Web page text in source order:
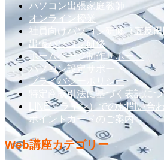
パソコン出張家庭教師
オンライン授業
社員向けパソコン研修（五反
出張パソコン研修
ホームページ制作サポート
パソコン設定サポート
プライバシーポリシー
特定商取引法に基づく表記に
LINE（ライン）でのお問い合
ポイントカードのご案内
Web講座カテゴリー